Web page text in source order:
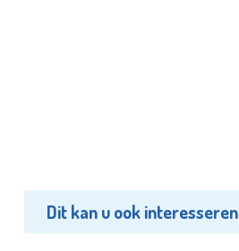
Dit kan u ook interesseren